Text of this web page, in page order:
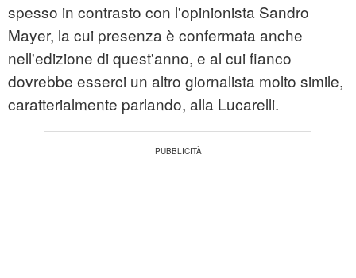
spesso in contrasto con l'opinionista Sandro
Mayer, la cui presenza è confermata anche
nell'edizione di quest'anno, e al cui fianco
dovrebbe esserci un altro giornalista molto simile,
caratterialmente parlando, alla Lucarelli.